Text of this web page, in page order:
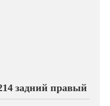
задний правый